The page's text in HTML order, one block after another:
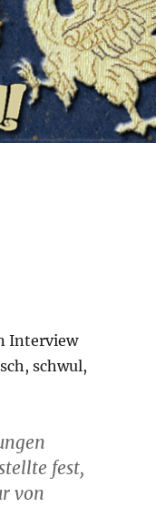
Interview
schwul,
fest,
von